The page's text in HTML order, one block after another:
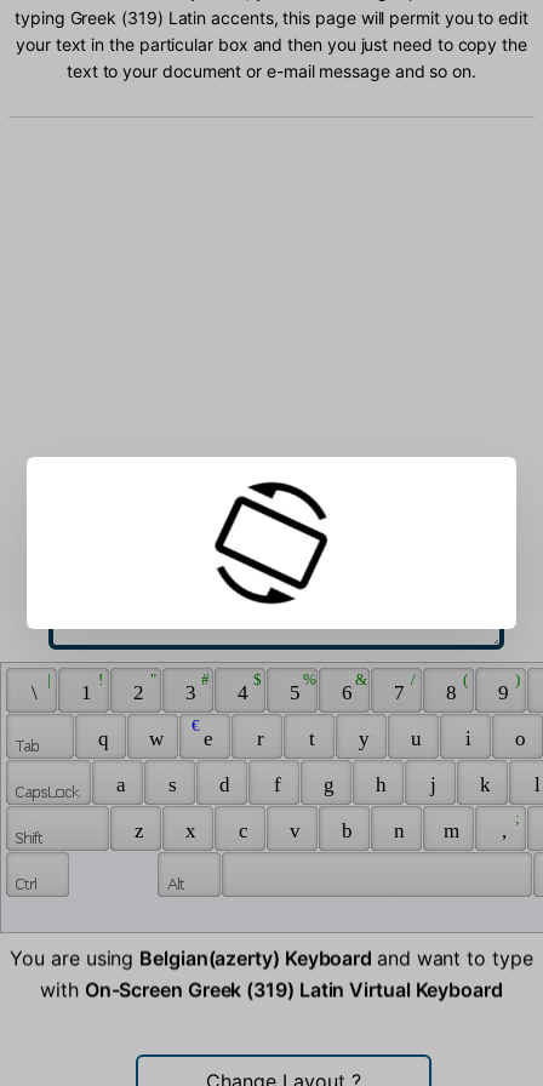
typing Greek (319) Latin accents, this page will permit you to edit
your text in the particular box and then you just need to copy the
text to your document or e-mail message and so on.
Type Greek (319) Latin characters into the box:
\
|
1
!
2
"
3
#
4
$
5
%
6
&
7
/
8
(
9
)
q w e
€
r t y u i
o
a
s d f g h j k
z
x c v b n m ,
;
You are using Belgian(azerty) Keyboard and want to type
with On-Screen Greek (319) Latin Virtual Keyboard
Change Layout ?